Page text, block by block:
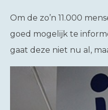
Om de zo’n 11.000
goed mogelijk te
gaat deze niet nu al,